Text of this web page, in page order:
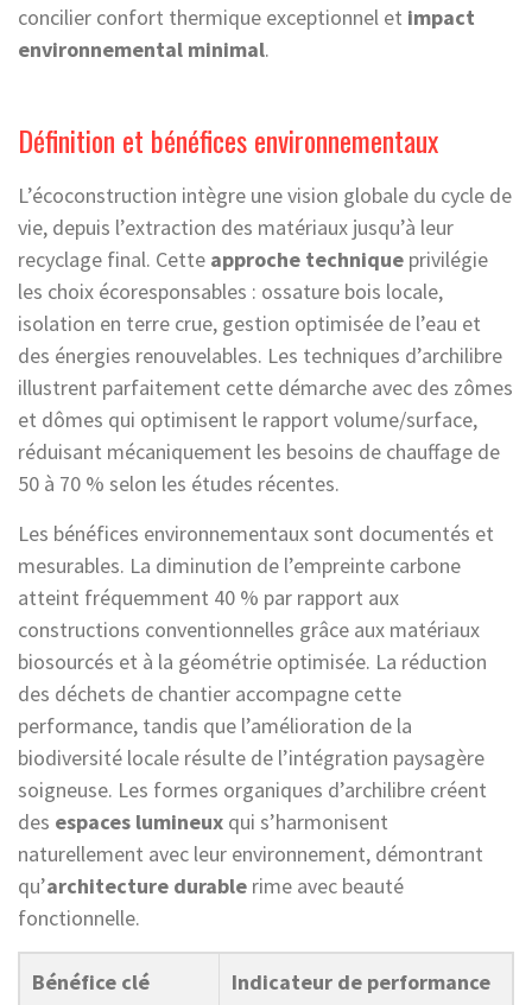
concilier confort thermique exceptionnel et impact
environnemental minimal.
Définition et bénéfices environnementaux
L’écoconstruction intègre une vision globale du cycle de
vie, depuis l’extraction des matériaux jusqu’à leur
recyclage final. Cette approche technique privilégie
les choix écoresponsables : ossature bois locale,
isolation en terre crue, gestion optimisée de l’eau et
des énergies renouvelables. Les techniques d’archilibre
illustrent parfaitement cette démarche avec des zômes
et dômes qui optimisent le rapport volume/surface,
réduisant mécaniquement les besoins de chauffage de
50 à 70 % selon les études récentes.
Les bénéfices environnementaux sont documentés et
mesurables. La diminution de l’empreinte carbone
atteint fréquemment 40 % par rapport aux
constructions conventionnelles grâce aux matériaux
biosourcés et à la géométrie optimisée. La réduction
des déchets de chantier accompagne cette
performance, tandis que l’amélioration de la
biodiversité locale résulte de l’intégration paysagère
soigneuse. Les formes organiques d’archilibre créent
des espaces lumineux qui s’harmonisent
naturellement avec leur environnement, démontrant
qu’architecture durable rime avec beauté
fonctionnelle.
Bénéfice clé Indicateur de performance